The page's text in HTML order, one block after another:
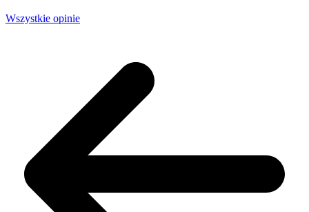
Wszystkie opinie